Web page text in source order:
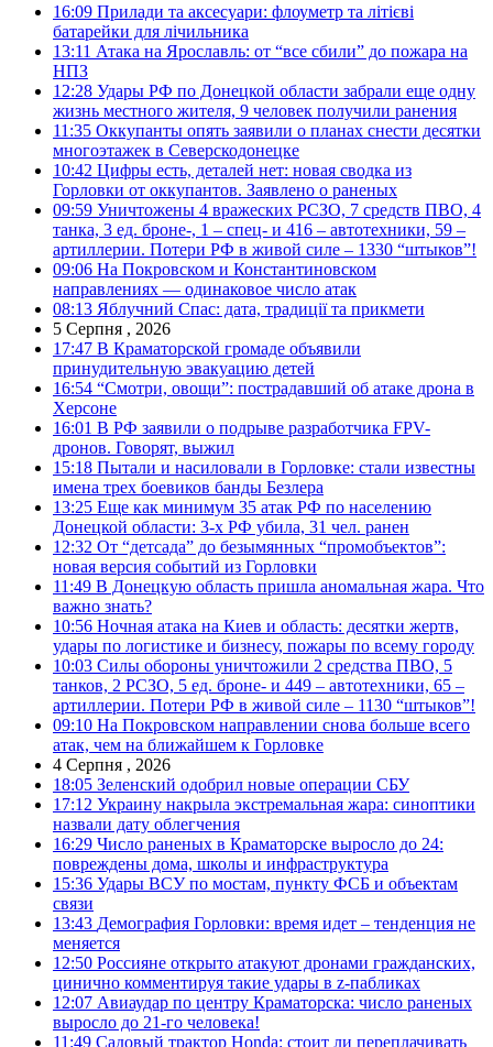
16:09 Прилади та аксесуари: флоуметр та літієві
батарейки для лічильника
13:11 Атака на Ярославль: от “все сбили” до пожара на
НПЗ
12:28 Удары РФ по Донецкой области забрали еще одну
жизнь местного жителя, 9 человек получили ранения
11:35 Оккупанты опять заявили о планах снести десятки
многоэтажек в Северскодонецке
10:42 Цифры есть, деталей нет: новая сводка из
Горловки от оккупантов. Заявлено о раненых
09:59 Уничтожены 4 вражеских РСЗО, 7 средств ПВО, 4
танка, 3 ед. броне-, 1 – спец- и 416 – автотехники, 59 –
артиллерии. Потери РФ в живой силе – 1330 “штыков”!
09:06 На Покровском и Константиновском
направлениях — одинаковое число атак
08:13 Яблучний Спас: дата, традиції та прикмети
5 Серпня , 2026
17:47 В Краматорской громаде объявили
принудительную эвакуацию детей
16:54 “Смотри, овощи”: пострадавший об атаке дрона в
Херсоне
16:01 В РФ заявили о подрыве разработчика FPV-
дронов. Говорят, выжил
15:18 Пытали и насиловали в Горловке: стали известны
имена трех боевиков банды Безлера
13:25 Еще как минимум 35 атак РФ по населению
Донецкой области: 3-х РФ убила, 31 чел. ранен
12:32 От “детсада” до безымянных “промобъектов”:
новая версия событий из Горловки
11:49 В Донецкую область пришла аномальная жара. Что
важно знать?
10:56 Ночная атака на Киев и область: десятки жертв,
удары по логистике и бизнесу, пожары по всему городу
10:03 Силы обороны уничтожили 2 средства ПВО, 5
танков, 2 РСЗО, 5 ед. броне- и 449 – автотехники, 65 –
артиллерии. Потери РФ в живой силе – 1130 “штыков”!
09:10 На Покровском направлении снова больше всего
атак, чем на ближайшем к Горловке
4 Серпня , 2026
18:05 Зеленский одобрил новые операции СБУ
17:12 Украину накрыла экстремальная жара: синоптики
назвали дату облегчения
16:29 Число раненых в Краматорске выросло до 24:
повреждены дома, школы и инфраструктура
15:36 Удары ВСУ по мостам, пункту ФСБ и объектам
связи
13:43 Демография Горловки: время идет – тенденция не
меняется
12:50 Россияне открыто атакуют дронами гражданских,
цинично комментируя такие удары в z-пабликах
12:07 Авиаудар по центру Краматорска: число раненых
выросло до 21-го человека!
11:49 Садовый трактор Honda: стоит ли переплачивать